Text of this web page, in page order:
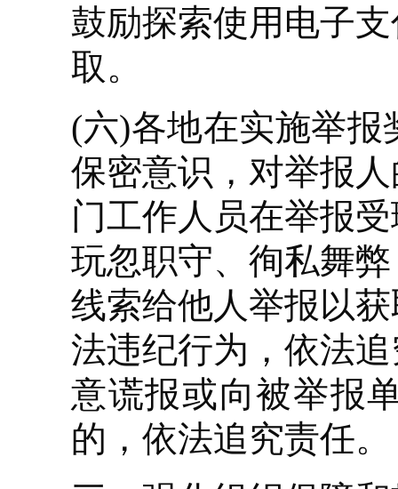
鼓励探索使用电子
取。
(六)各地在实施举
保密意识，对举报
门工作人员在举报
玩忽职守、徇私舞
线索给他人举报以
法违纪行为，依法
意谎报或向被举报
的，依法追究责任。